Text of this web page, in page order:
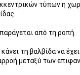
τύπων η
από τη ροπή.
τη βαλβίδα να
μεταξύ των